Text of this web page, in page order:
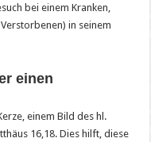
bei einem Kranken,
in seinem
einen
einem Bild des hl.
16,18. Dies hilft, diese